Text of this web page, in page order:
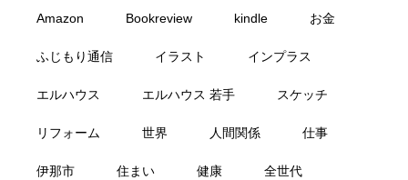
Amazon Bookreview kindle お金
ふじもり通信 イラスト インプラス
エルハウス エルハウス 若手 スケッチ
リフォーム 世界 人間関係 仕事
伊那市 住まい 健康 全世代